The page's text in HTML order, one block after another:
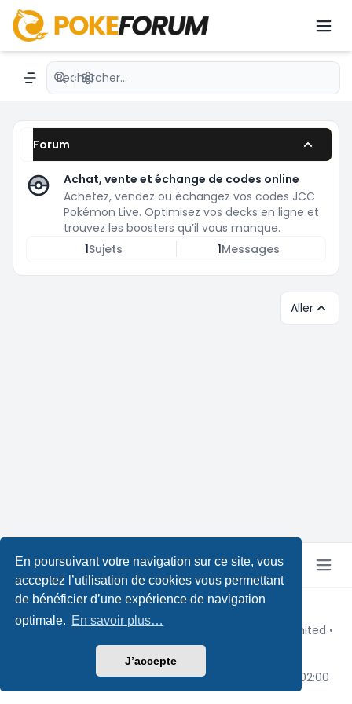
En poursuivant votre navigation sur ce site, vous
acceptez l’utilisation de cookies vous permettant
de bénéficier d’une expérience de navigation
optimale. En savoir plus…
J’accepte
JCC Pokémon Live
Navigation menu
Recherche avancée
Forum
Achat, vente et échange de codes online
Achetez, vendez ou échangez vos codes JCC
Pokémon Live. Optimisez vos decks en ligne et
trouvez les boosters qu’il vous manque.
1Sujets 1Messages
Aller
Copyright © Pokeforum 2026
Développé par phpBB® Forum Software © phpBB Limited •
Leenoz
Traduction française officielle
Confidentialité|Conditions|Fuseau horaire sur UTC+02:00